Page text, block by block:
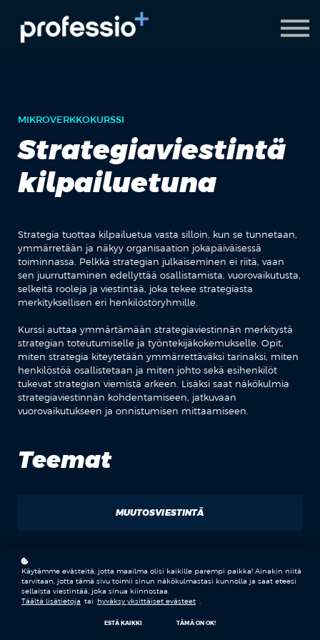
AI Coach
Pyydä demo
MIKROVERKKOKURSSI
Strategiaviestintä
kilpailuetuna
Strategia tuottaa kilpailuetua vasta silloin, kun se tunnetaan,
ymmärretään ja näkyy organisaation jokapäiväisessä
toiminnassa. Pelkkä strategian julkaiseminen ei riitä, vaan
sen juurruttaminen edellyttää osallistamista, vuorovaikutusta,
selkeitä rooleja ja viestintää, joka tekee strategiasta
merkityksellisen eri henkilöstöryhmille.
Kurssi auttaa ymmärtämään strategiaviestinnän merkitystä
strategian toteutumiselle ja työntekijäkokemukselle. Opit,
miten strategia kiteytetään ymmärrettäväksi tarinaksi, miten
henkilöstöä osallistetaan ja miten johto sekä esihenkilöt
tukevat strategian viemistä arkeen. Lisäksi saat näkökulmia
strategiaviestinnän kohdentamiseen, jatkuvaan
vuorovaikutukseen ja onnistumisen mittaamiseen.
Teemat
MUUTOSVIESTINTÄ
ESIHENKILÖVIESTINTÄ
OSALLISTAMINEN
Käytämme evästeitä, jotta maailma olisi kaikille parempi paikka! Ainakin niitä
tarvitaan, jotta tämä sivu toimii sinun näkökulmastasi kunnolla ja saat eteesi
sellaista viestintää, joka sinua kiinnostaa.
Täältä lisätietoja tai hyväksy yksittäiset evästeet
ESTÄ KAIKKI TÄMÄ ON OK!